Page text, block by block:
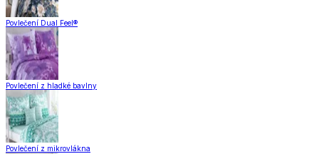
Povlečení Dual Feel®
Povlečení z hladké bavlny
Povlečení z mikrovlákna